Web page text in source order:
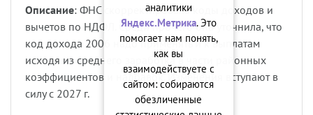
Описание: ФНС скорректировала коды доходов и
вычетов по НДФЛ. Среди прочего она уточнила, что
код дохода 2006 надо применять и к выплатам
исходя из среднего заработка в части районных
коэффициентов и надбавок. Изменения вступают в
силу с 2027 г.
аналитики
Яндекс.Метрика. Это
помогает нам понять,
как вы
взаимодействуете с
сайтом: собираются
обезличенные